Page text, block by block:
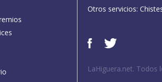
Otros servicios:
LaHiguera.net. Todos